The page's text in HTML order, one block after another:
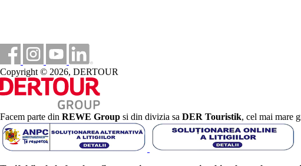
500 m
Centrul orasului
65 km
Distanta de cel mai apropiat aeroport
Magazine
500 m
Restaurant
Copyright © 2026, DERTOUR
Facem parte din REWE Group si din divizia sa DER Touristik, cel mai mare